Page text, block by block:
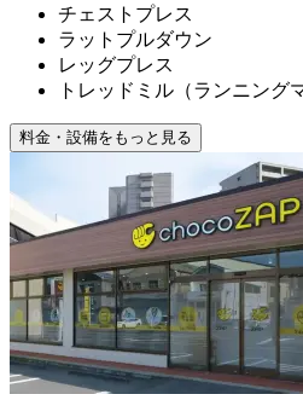
チェストプレス
ラットプルダウン
レッグプレス
トレッドミル（ランニング
料金・設備をもっと見る